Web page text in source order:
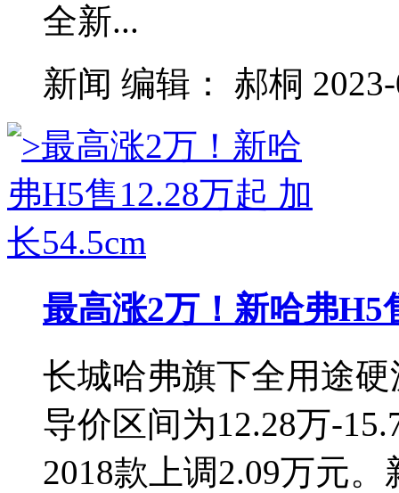
全新...
新闻 编辑： 郝桐
最高涨2万！新哈弗H5
长城哈弗旗下全用途
导价区间为12.28万-
2018款上调2.09万元